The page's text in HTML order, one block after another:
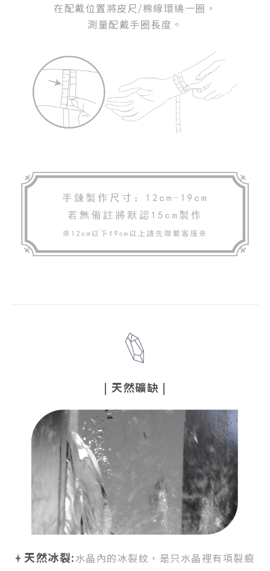
在配戴位置將皮尺/棉線環繞一圈 ，
測量配戴手圈長度。
| 天然礦缺 |
天然冰裂:水晶內的冰裂紋， 是只水晶裡有項裂痕